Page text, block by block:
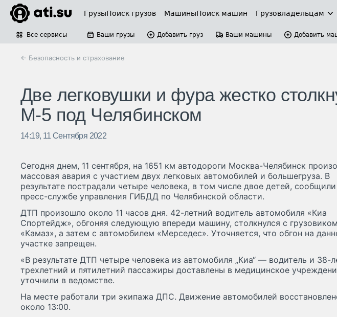
ГрузыПоиск грузов МашиныПоиск машин Грузовладельцам
Все сервисы Ваши грузы Добавить груз Ваши машины Добавить
← Безопасность и страхование
Две легковушки и фура жестко
М-5 под Челябинском
14:19, 11 Сентября 2022
Сегодня днем, 11 сентября, на 1651 км автодороги Москва-Челябинск
массовая авария с участием двух легковых автомобилей и большегруза. В
результате пострадали четыре человека, в том числе двое детей,
пресс-службе управления ГИБДД по Челябинской области.
ДТП произошло около 11 часов дня. 42-летний водитель автомобиля «Киа
Спортейдж», обгоняя следующую впереди машину, столкнулся с грузовиком
«Камаз», а затем с автомобилем «Мерседес». Уточняется, что обгон на
участке запрещен.
«В результате ДТП четыре человека из автомобиля „Киа“ — водитель и 38-
трехлетний и пятилетний пассажиры доставлены в медицинское
уточнили в ведомстве.
На месте работали три экипажа ДПС. Движение автомобилей
около 13:00.